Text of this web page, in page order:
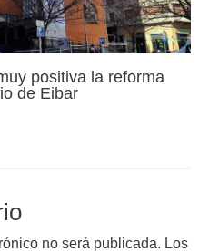
positiva la reforma
de Eibar
no será publicada. Los